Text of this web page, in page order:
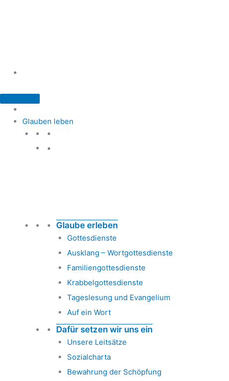
Glauben leben
Glaube erleben
Gottesdienste
Ausklang – Wortgottesdienste
Familiengottesdienste
Krabbelgottesdienste
Tageslesung und Evangelium
Auf ein Wort
Dafür setzen wir uns ein
Unsere Leitsätze
Sozialcharta
Bewahrung der Schöpfung